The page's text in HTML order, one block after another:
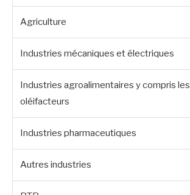
Agriculture
Industries mécaniques et électriques
Industries agroalimentaires y compris les
oléifacteurs
Industries pharmaceutiques
Autres industries